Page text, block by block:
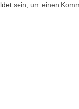
sein, um einen